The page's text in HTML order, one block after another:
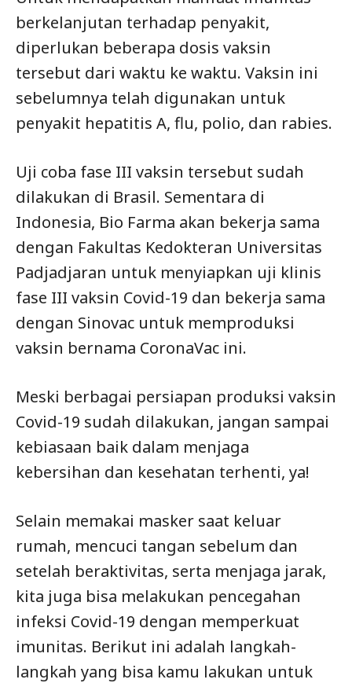
berkelanjutan terhadap penyakit,
diperlukan beberapa dosis vaksin
tersebut dari waktu ke waktu. Vaksin ini
sebelumnya telah digunakan untuk
penyakit hepatitis A, flu, polio, dan rabies.
Uji coba fase III vaksin tersebut sudah
dilakukan di Brasil. Sementara di
Indonesia, Bio Farma akan bekerja sama
dengan Fakultas Kedokteran Universitas
Padjadjaran untuk menyiapkan uji klinis
fase III vaksin Covid-19 dan bekerja sama
dengan Sinovac untuk memproduksi
vaksin bernama CoronaVac ini.
Meski berbagai persiapan produksi vaksin
Covid-19 sudah dilakukan, jangan sampai
kebiasaan baik dalam menjaga
kebersihan dan kesehatan terhenti, ya!
Selain memakai masker saat keluar
rumah, mencuci tangan sebelum dan
setelah beraktivitas, serta menjaga jarak,
kita juga bisa melakukan pencegahan
infeksi Covid-19 dengan memperkuat
imunitas. Berikut ini adalah langkah-
langkah yang bisa kamu lakukan untuk